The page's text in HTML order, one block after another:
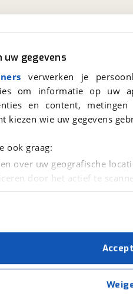
uw gegevens
verwerken je
om informatie op
en content,
kiezen wie uw gegevens
ook graag:
over uw geografische
door het actief te
gegevens worden
technieken zorgen we
de website goed werkt.
relevante advertenties
– uiteraard op
Privacyverklaring